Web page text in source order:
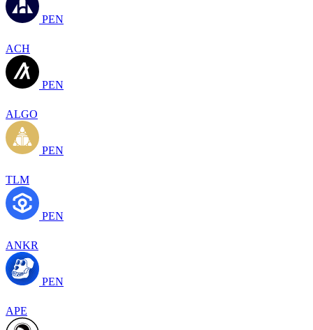
PEN
ACH
PEN
ALGO
PEN
TLM
PEN
ANKR
PEN
APE